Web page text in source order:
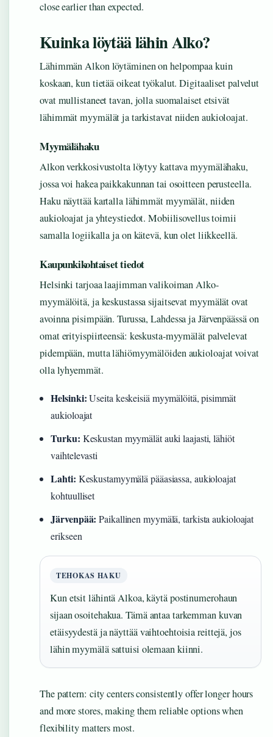
close earlier than expected.
Kuinka löytää lähin Alko?
Lähimmän Alkon löytäminen on helpompaa kuin
koskaan, kun tietää oikeat työkalut. Digitaaliset palvelut
ovat mullistaneet tavan, jolla suomalaiset etsivät
lähimmät myymälät ja tarkistavat niiden aukioloajat.
Myymälähaku
Alkon verkkosivustolta löytyy kattava myymälähaku,
jossa voi hakea paikkakunnan tai osoitteen perusteella.
Haku näyttää kartalla lähimmät myymälät, niiden
aukioloajat ja yhteystiedot. Mobiilisovellus toimii
samalla logiikalla ja on kätevä, kun olet liikkeellä.
Kaupunkikohtaiset tiedot
Helsinki tarjoaa laajimman valikoiman Alko-
myymälöitä, ja keskustassa sijaitsevat myymälät ovat
avoinna pisimpään. Turussa, Lahdessa ja Järvenpäässä on
omat erityispiirteensä: keskusta-myymälät palvelevat
pidempään, mutta lähiömyymälöiden aukioloajat voivat
olla lyhyemmät.
Helsinki:Useita keskeisiä myymälöitä, pisimmät
aukioloajat
Turku: Keskustan myymälät auki laajasti, lähiöt
vaihtelevasti
Lahti: Keskustamyymälä pääasiassa, aukioloajat
kohtuulliset
Järvenpää: Paikallinen myymälä, tarkista aukioloajat
erikseen
TEHOKAS HAKU
Kun etsit lähintä Alkoa, käytä postinumerohaun
sijaan osoitehakua. Tämä antaa tarkemman kuvan
etäisyydestä ja näyttää vaihtoehtoisia reittejä, jos
lähin myymälä sattuisi olemaan kiinni.
The pattern: city centers consistently offer longer hours
and more stores, making them reliable options when
flexibility matters most.